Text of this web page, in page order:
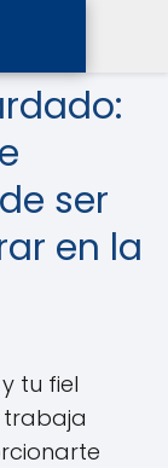
ser
en la
tu fiel
trabaja